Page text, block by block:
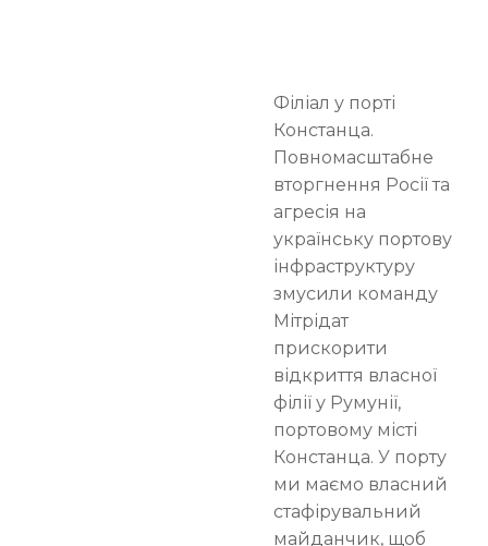
Філіал у порті
Констанца.
Повномасштабне
вторгнення Росії та
агресія на
українську портову
інфраструктуру
змусили команду
Мітрідат
прискорити
відкриття власної
філії у Румунії,
портовому місті
Констанца. У порту
ми маємо власний
стафірувальний
майданчик, щоб